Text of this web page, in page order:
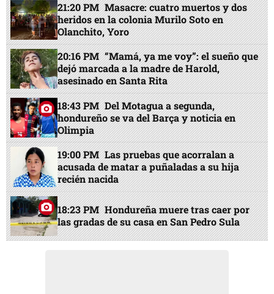
21:20 PM Masacre: cuatro muertos y dos
heridos en la colonia Murilo Soto en
Olanchito, Yoro
20:16 PM “Mamá, ya me voy”: el sueño que
dejó marcada a la madre de Harold,
asesinado en Santa Rita
18:43 PM Del Motagua a segunda,
hondureño se va del Barça y noticia en
Olimpia
19:00 PM Las pruebas que acorralan a
acusada de matar a puñaladas a su hija
recién nacida
18:23 PM Hondureña muere tras caer por
las gradas de su casa en San Pedro Sula